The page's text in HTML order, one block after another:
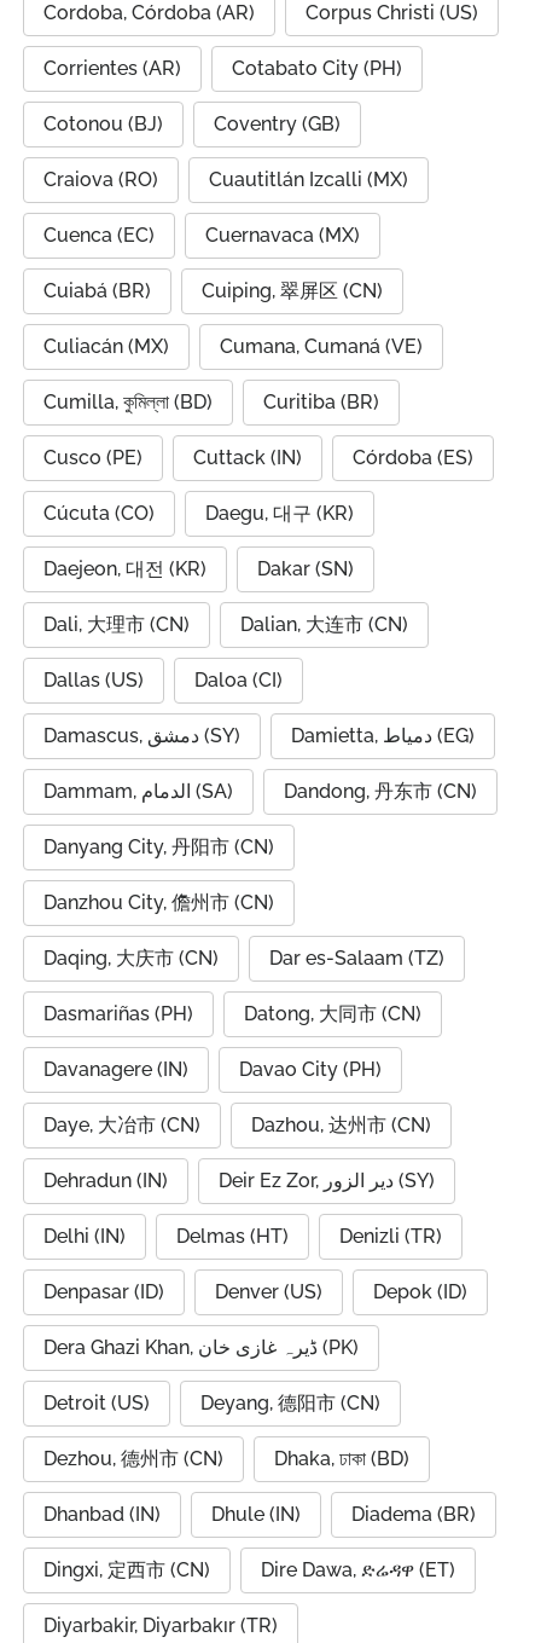
Cordoba, Córdoba (AR) Corpus Christi (US)
Corrientes (AR) Cotabato City (PH)
Cotonou (BJ) Coventry (GB)
Craiova (RO) Cuautitlán Izcalli (MX)
Cuenca (EC) Cuernavaca (MX)
Cuiabá (BR) Cuiping, 翠屏区 (CN)
Culiacán (MX) Cumana, Cumaná (VE)
Cumilla, কুমিল্লা (BD) Curitiba (BR)
Cusco (PE) Cuttack (IN) Córdoba (ES)
Cúcuta (CO) Daegu, 대구 (KR)
Daejeon, 대전 (KR) Dakar (SN)
Dali, 大理市 (CN) Dalian, 大连市 (CN)
Dallas (US) Daloa (CI)
Damascus, دمشق (SY) Damietta, دمياط (EG)
Dammam, الدمام (SA) Dandong, 丹东市 (CN)
Danyang City, 丹阳市 (CN)
Danzhou City, 儋州市 (CN)
Daqing, 大庆市 (CN) Dar es-Salaam (TZ)
Dasmariñas (PH) Datong, 大同市 (CN)
Davanagere (IN) Davao City (PH)
Daye, 大冶市 (CN) Dazhou, 达州市 (CN)
Dehradun (IN) Deir Ez Zor, دير الزور (SY)
Delhi (IN) Delmas (HT) Denizli (TR)
Denpasar (ID) Denver (US) Depok (ID)
Dera Ghazi Khan, ڈیرہ غازی خان (PK)
Detroit (US) Deyang, 德阳市 (CN)
Dezhou, 德州市 (CN) Dhaka, ঢাকা (BD)
Dhanbad (IN) Dhule (IN) Diadema (BR)
Dingxi, 定西市 (CN) Dire Dawa, ድሬዳዋ (ET)
Diyarbakir, Diyarbakır (TR)